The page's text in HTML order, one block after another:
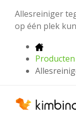
Allesreiniger
op één plek
Producten